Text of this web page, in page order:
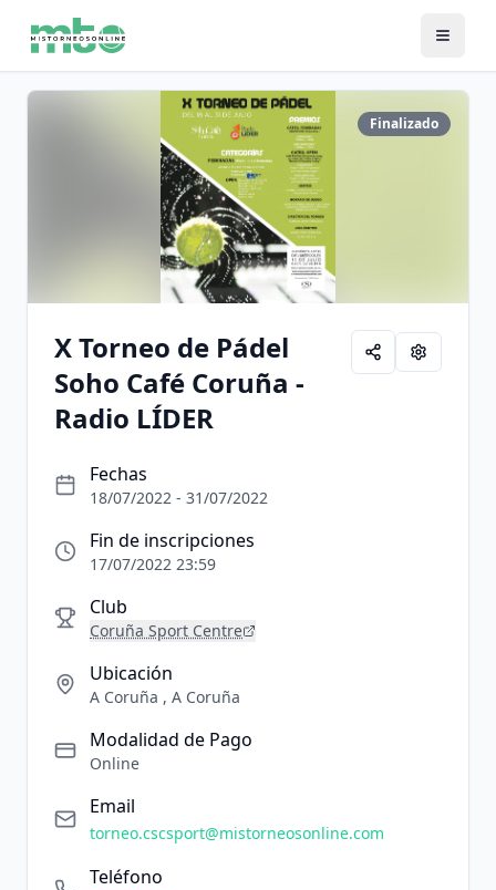
Finalizado
X Torneo de Pádel
Soho Café Coruña -
Radio LÍDER
Fechas
18/07/2022 - 31/07/2022
Fin de inscripciones
17/07/2022 23:59
Club
Coruña Sport Centre
Ubicación
A Coruña , A Coruña
Modalidad de Pago
Online
Email
torneo.cscsport@mistorneosonline.com
Teléfono